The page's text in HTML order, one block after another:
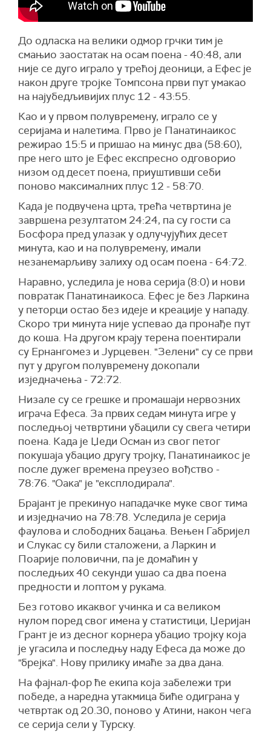
До одласка на велики одмор грчки тим је
смањио заостатак на осам поена - 40:48, али
није се дуго играло у трећој деоници, а Ефес је
након друге тројке Томпсона први пут умакао
на најубедљивијих плус 12 - 43:55.
Као и у првом полувремену, играло се у
серијама и налетима. Прво је Панатинаикос
режирао 15:5 и пришао на минус два (58:60),
пре него што је Ефес експресно одговорио
низом од десет поена, приуштивши себи
поново максималних плус 12 - 58:70.
Када је подвучена црта, трећа четвртина је
завршена резултатом 24:24, па су гости са
Босфора пред улазак у одлучујућих десет
минута, као и на полувремену, имали
незанемарљиву залиху од осам поена - 64:72.
Наравно, уследила је нова серија (8:0) и нови
повратак Панатинаикоса. Ефес је без Ларкина
у петорци остао без идеје и креације у нападу.
Скоро три минута није успевао да пронађе пут
до коша. На другом крају терена поентирали
су Ернангомез и Јурцевен. "Зелени" су се први
пут у другом полувремену докопали
изједначења - 72:72.
Низале су се грешке и промашаји нервозних
играча Ефеса. За првих седам минута игре у
последњој четвртини убацили су свега четири
поена. Када је Џеди Осман из свог петог
покушаја убацио другу тројку, Панатинаикос је
после дужег времена преузео вођство -
78:76. "Оака" је "експлодирала".
Брајант је прекинуо нападачке муке свог тима
и изједначио на 78:78. Уследила је серија
фаулова и слободних бацања. Вењен Габријел
и Слукас су били сталожени, а Ларкин и
Поарије половични, па је домаћин у
последњих 40 секунди ушао са два поена
предности и лоптом у рукама.
Без готово икаквог учинка и са великом
нулом поред свог имена у статистици, Џеријан
Грант је из десног корнера убацио тројку која
је угасила и последњу наду Ефеса да може до
"брејка". Нову прилику имаће за два дана.
На фајнал-фор ће екипа која забележи три
победе, а наредна утакмица биће одиграна у
четвртак од 20.30, поново у Атини, након чега
се серија сели у Турску.